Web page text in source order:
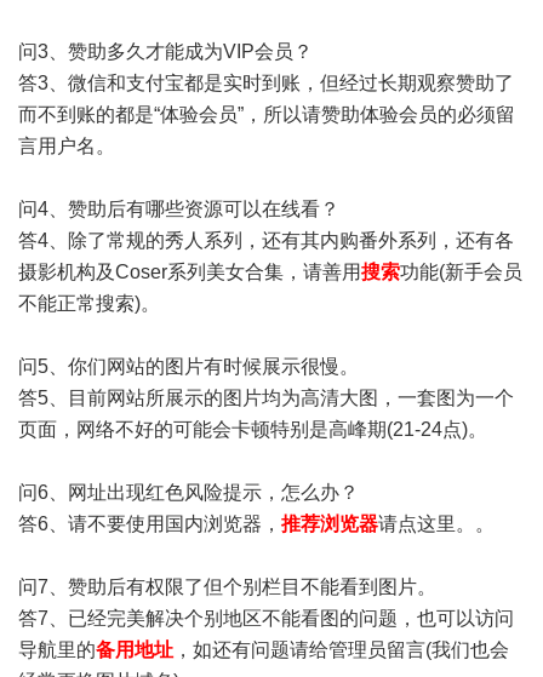
问3、赞助多久才能成为VIP会员？
答3、微信和支付宝都是实时到账，但经过长期观察赞助了
而不到账的都是“体验会员”，所以请赞助体验会员的必须留
言用户名。
问4、赞助后有哪些资源可以在线看？
答4、除了常规的秀人系列，还有其内购番外系列，还有各
摄影机构及Coser系列美女合集，请善用搜索功能(新手会员
不能正常搜索)。
问5、你们网站的图片有时候展示很慢。
答5、目前网站所展示的图片均为高清大图，一套图为一个
页面，网络不好的可能会卡顿特别是高峰期(21-24点)。
问6、网址出现红色风险提示，怎么办？
答6、请不要使用国内浏览器， 推荐浏览器请点这里。。
问7、赞助后有权限了但个别栏目不能看到图片。
答7、已经完美解决个别地区不能看图的问题，也可以访问
导航里的备用地址 ，如还有问题请给管理员留言(我们也会